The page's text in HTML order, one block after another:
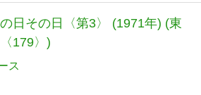
日その日〈第3〉 (1971年) (東
179〉)
ス